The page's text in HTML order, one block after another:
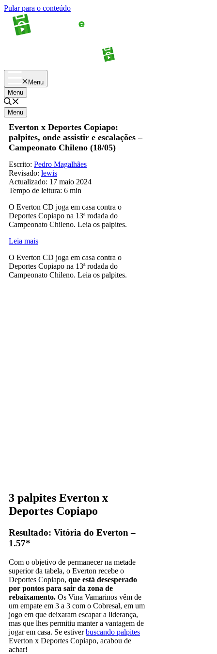
Pular para o conteúdo
Menu
Menu
Menu
Everton x Deportes Copiapo:
palpites, onde assistir e escalações –
Campeonato Chileno (18/05)
Escrito: Pedro Magalhães
Revisado: lewis
Actualizado: 17 maio 2024
Tempo de leitura: 6 min
O Everton CD joga em casa contra o
Deportes Copiapo na 13ª rodada do
Campeonato Chileno. Leia os palpites.
Leia mais
O Everton CD joga em casa contra o
Deportes Copiapo na 13ª rodada do
Campeonato Chileno. Leia os palpites.
3 palpites Everton x
Deportes Copiapo
Resultado: Vitória do Everton –
1.57*
Com o objetivo de permanecer na metade
superior da tabela, o Everton recebe o
Deportes Copiapo, que está desesperado
por pontos para sair da zona de
rebaixamento. Os Vina Vamarinos vêm de
um empate em 3 a 3 com o Cobresal, em um
jogo em que deixaram escapar a liderança,
mas que lhes permitiu manter a vantagem de
jogar em casa. Se estiverbuscando palpites
Everton x Deportes Copiapo, acabou de
achar!